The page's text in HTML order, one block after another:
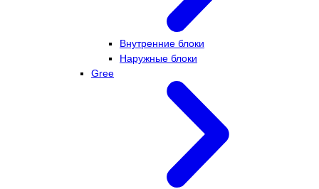
Внутренние блоки
Наружные блоки
Gree